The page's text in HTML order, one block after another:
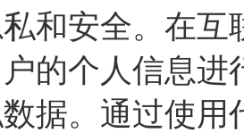
和安全。在
的个人信息进
据。通过使